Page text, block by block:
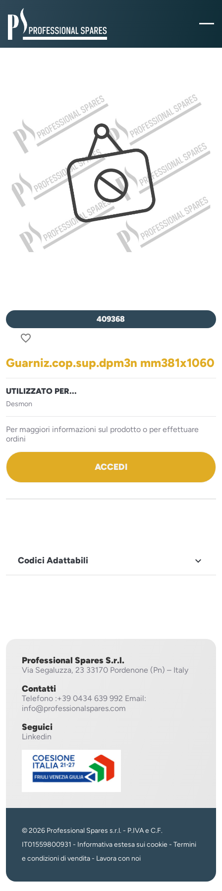
409368
favorite_border
Guarniz.cop.sup.dpm3n mm381x1060
UTILIZZATO PER...
Desmon
Per maggiori informazioni sul prodotto o per effettuare
ordini
ACCEDI
Codici Adattabili 
Professional Spares S.r.l.
Via Segaluzza, 23 33170 Pordenone (Pn) – Italy
Contatti
Telefono :+39 0434 639 992 Email:
info@professionalspares.com
Seguici
Linkedin
© 2026 Professional Spares s.r.l. - P.IVA e C.F.
IT01559800931 - Informativa estesa sui cookie - Termini
e condizioni di vendita- Lavora con noi